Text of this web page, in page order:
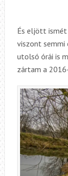
És eljött ismét
viszont semmi
utolsó órái is
zártam a